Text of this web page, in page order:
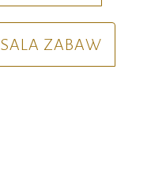
SALA ZABAW